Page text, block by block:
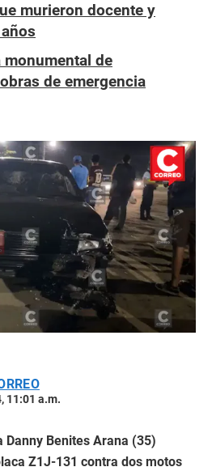
murieron docente y
monumental de
de emergencia
11:01 a.m.
Danny Benites Arana (35)
Z1J-131 contra dos motos